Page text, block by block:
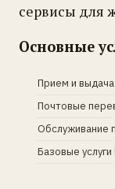
сервисы для
Основные
Прием и
Почтовые
Обслуживание
Базовые